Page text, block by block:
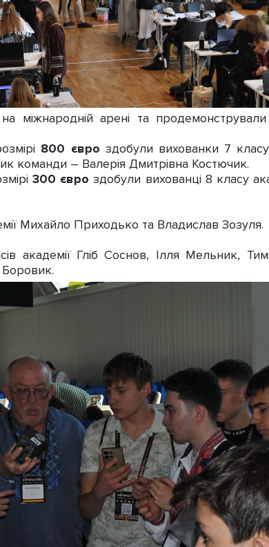
міжнародній арені та
800 євро здобули вихованки 7
команди – Валерія Дмитрівна Костючик.
300 євро здобули вихованці 8 класу
Михайло Приходько та Владислав Зозуля.
академії Гліб Соснов, Ілля Мельник,